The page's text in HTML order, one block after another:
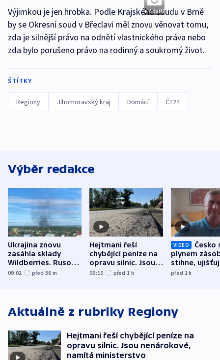
+ 4 další
Výjimkou je jen hrobka. Podle Krajského soudu v Brně
by se Okresní soud v Břeclavi měl znovu věnovat tomu,
zda je silnější právo na odnětí vlastnického práva nebo
zda bylo porušeno právo na rodinný a soukromý život.
ŠTÍTKY
Regiony Jihomoravský kraj Domácí ČT24
Výběr redakce
Ukrajina znovu
zasáhla sklady
Wildberries. Rusové
útočili v Charkovské
09:02 před 36 m
Hejtmani řeší
chybějící peníze na
opravu silnic. Jsou
nenárokové, namítá
09:15 před 1 h
VIDEO
Česko
plynem
stihne,
expert.
před 1h
Aktuálně z rubriky Regiony
Hejtmani řeší chybějící peníze na
opravu silnic. Jsou nenárokové,
namítá ministerstvo